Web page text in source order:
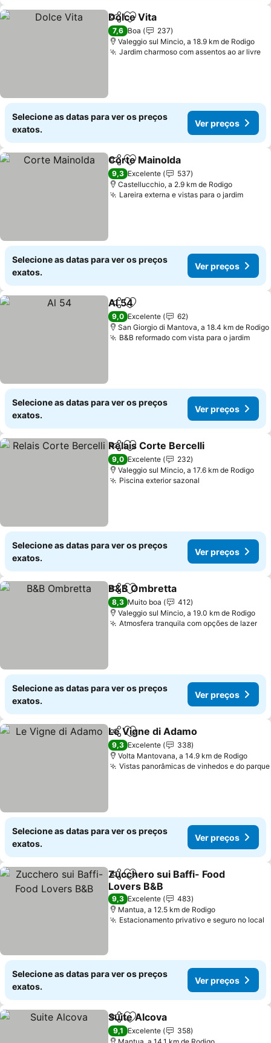
PartilharAdicionar aos favoritos
Dolce Vita
7,6 Boa
237
Valeggio sul Mincio, a 18.9 km de Rodigo
Jardim charmoso com assentos ao ar livre
Selecione as datas para ver os preços
exatos.
Ver preços
PartilharAdicionar aos favoritos
Corte Mainolda
9,3 Excelente
537
Castellucchio, a 2.9 km de Rodigo
Lareira externa e vistas para o jardim
Selecione as datas para ver os preços
exatos.
Ver preços
PartilharAdicionar aos favoritos
Al 54
9,0 Excelente
62
San Giorgio di Mantova, a 18.4 km de Rodigo
B&B reformado com vista para o jardim
Selecione as datas para ver os preços
exatos.
Ver preços
PartilharAdicionar aos favoritos
Relais Corte Bercelli
9,0 Excelente
232
Valeggio sul Mincio, a 17.6 km de Rodigo
Piscina exterior sazonal
Selecione as datas para ver os preços
exatos.
Ver preços
PartilharAdicionar aos favoritos
B&B Ombretta
8,3 Muito boa
412
Valeggio sul Mincio, a 19.0 km de Rodigo
Atmosfera tranquila com opções de lazer
Selecione as datas para ver os preços
exatos.
Ver preços
PartilharAdicionar aos favoritos
Le Vigne di Adamo
9,3 Excelente
338
Volta Mantovana, a 14.9 km de Rodigo
Vistas panorâmicas de vinhedos e do parque
Selecione as datas para ver os preços
exatos.
Ver preços
PartilharAdicionar aos favoritos
Zucchero sui Baffi- Food
Lovers B&B
9,3 Excelente
483
Mantua, a 12.5 km de Rodigo
Estacionamento privativo e seguro no local
Selecione as datas para ver os preços
exatos.
Ver preços
PartilharAdicionar aos favoritos
Suite Alcova
9,1 Excelente
358